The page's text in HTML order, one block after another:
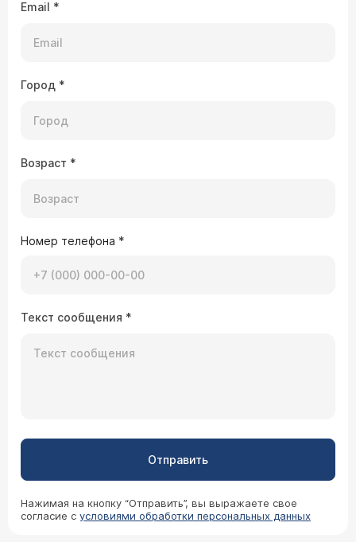
Email *
Город *
Возраст *
Номер телефона *
Текст сообщения *
Отправить
Нажимая на кнопку “Отправить”, вы выражаете свое
согласие с условиями обработки персональных данных